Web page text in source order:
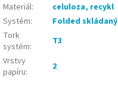
Materiál:
celuloza, recykl
Systém:
Folded skládaný
Tork
systém:
T3
Vrstvy
papíru: 2